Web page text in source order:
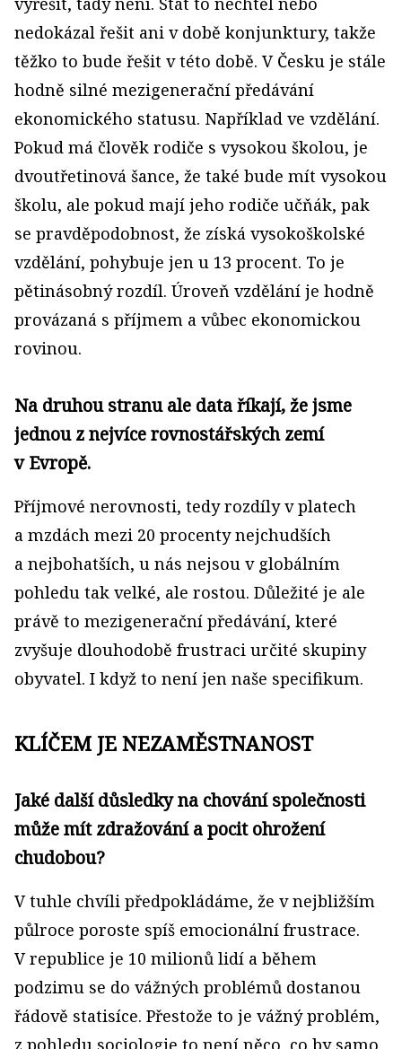
nedokázal řešit ani v době konjunktury, takže
těžko to bude řešit v této době. V Česku je stále
hodně silné mezigenerační předávání
ekonomického statusu. Například ve vzdělání.
Pokud má člověk rodiče s vysokou školou, je
dvoutřetinová šance, že také bude mít vysokou
školu, ale pokud mají jeho rodiče učňák, pak
se pravděpodobnost, že získá vysokoškolské
vzdělání, pohybuje jen u 13 procent. To je
pětinásobný rozdíl. Úroveň vzdělání je hodně
provázaná s příjmem a vůbec ekonomickou
rovinou.
Na druhou stranu ale data říkají, že jsme
jednou z nejvíce rovnostářských zemí
v Evropě.
Příjmové nerovnosti, tedy rozdíly v platech
a mzdách mezi 20 procenty nejchudších
a nejbohatších, u nás nejsou v globálním
pohledu tak velké, ale rostou. Důležité je ale
právě to mezigenerační předávání, které
zvyšuje dlouhodobě frustraci určité skupiny
obyvatel. I když to není jen naše specifikum.
KLÍČEM JE NEZAMĚSTNANOST
Jaké další důsledky na chování společnosti
může mít zdražování a pocit ohrožení
chudobou?
V tuhle chvíli předpokládáme, že v nejbližším
půlroce poroste spíš emocionální frustrace.
V republice je 10 milionů lidí a během
podzimu se do vážných problémů dostanou
řádově statisíce. Přestože to je vážný problém,
z pohledu sociologie to není něco, co by samo